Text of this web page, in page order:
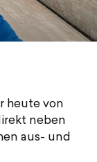
heute von
neben
aus- und